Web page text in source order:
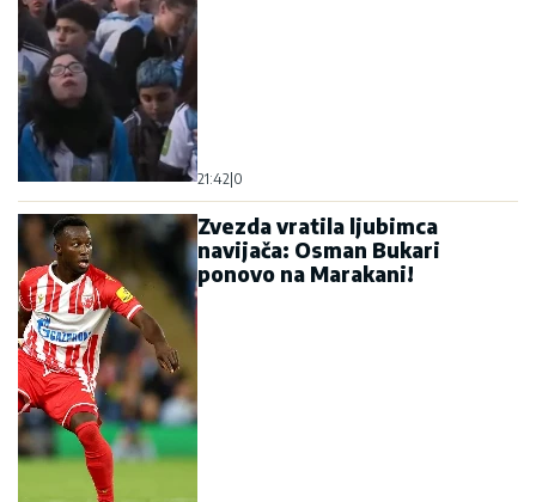
21:42|0
Zvezda vratila ljubimca
navijača: Osman Bukari
ponovo na Marakani!